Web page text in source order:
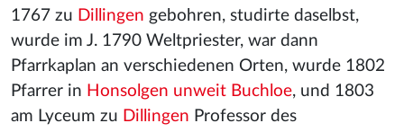
1767 zu Dillingen gebohren, studirte daselbst,
wurde im J. 1790 Weltpriester, war dann
Pfarrkaplan an verschiedenen Orten, wurde 1802
Pfarrer in Honsolgen unweit Buchloe, und 1803
am Lyceum zu Dillingen Professor des